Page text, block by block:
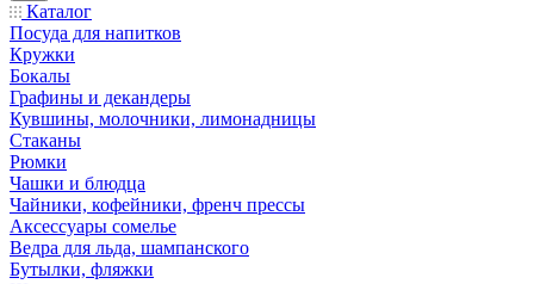
Каталог
Посуда для напитков
Кружки
Бокалы
Графины и декандеры
Кувшины, молочники, лимонадницы
Стаканы
Рюмки
Чашки и блюдца
Чайники, кофейники, френч прессы
Аксессуары сомелье
Ведра для льда, шампанского
Бутылки, фляжки